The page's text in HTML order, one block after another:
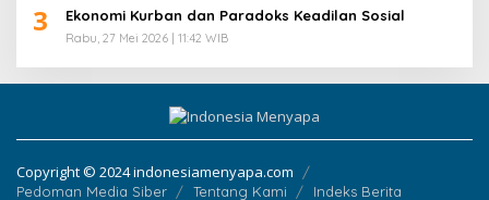
3 Ekonomi Kurban dan Paradoks Keadilan Sosial
Rabu, 27 Mei 2026 | 11:42 WIB
Copyright © 2024 indonesiamenyapa.com
Pedoman Media Siber Tentang Kami Indeks Berita